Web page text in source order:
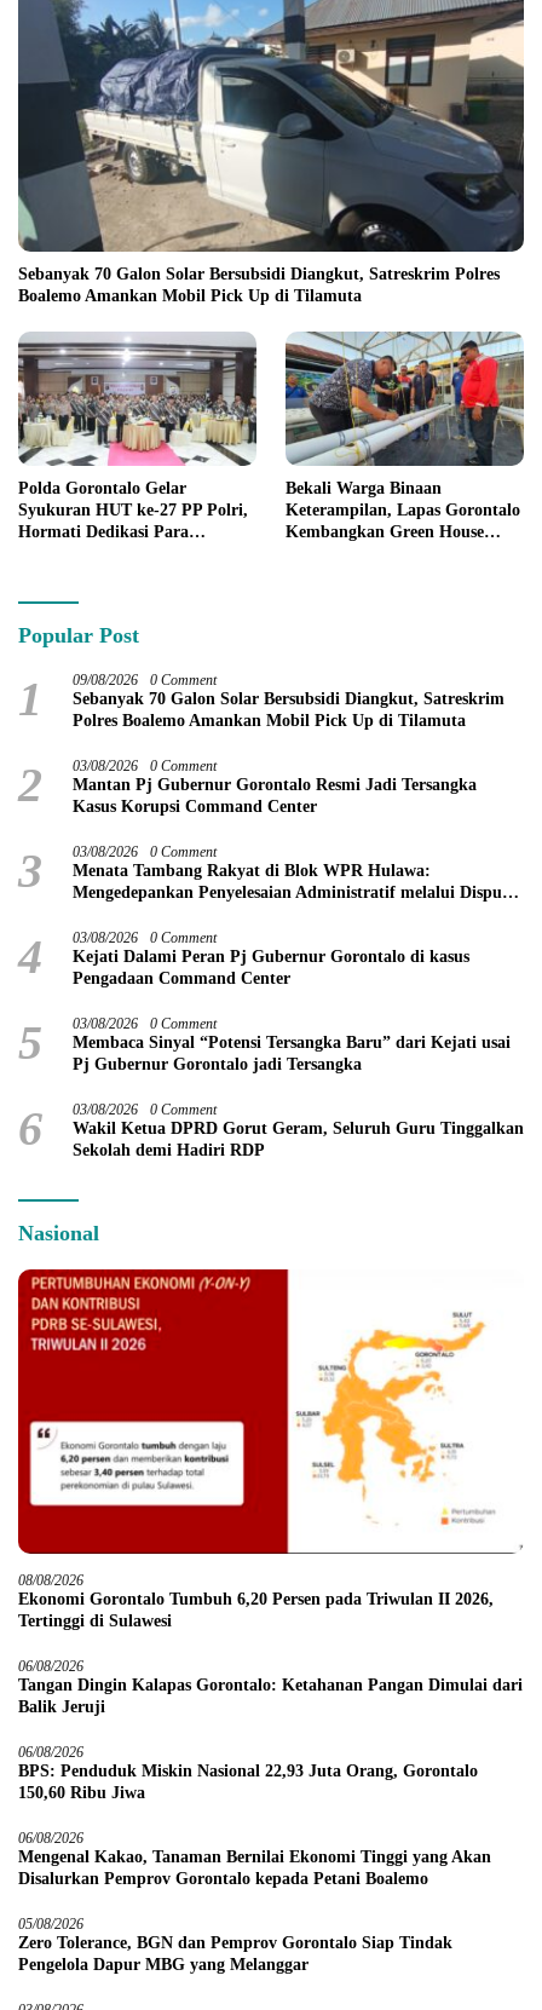
Sebanyak 70 Galon Solar Bersubsidi Diangkut, Satreskrim Polres
Boalemo Amankan Mobil Pick Up di Tilamuta
Polda Gorontalo Gelar
Syukuran HUT ke-27 PP Polri,
Hormati Dedikasi Para
Bekali Warga Binaan
Keterampilan, Lapas Gorontalo
Kembangkan Green House
Popular Post
1 09/08/2026 0 Comment
Sebanyak 70 Galon Solar Bersubsidi Diangkut, Satreskrim
Polres Boalemo Amankan Mobil Pick Up di Tilamuta
2 03/08/2026 0 Comment
Mantan Pj Gubernur Gorontalo Resmi Jadi Tersangka
Kasus Korupsi Command Center
3 03/08/2026 0 Comment
Menata Tambang Rakyat di Blok WPR Hulawa:
Mengedepankan Penyelesaian Administratif melalui Dispute
4 03/08/2026 0 Comment
Kejati Dalami Peran Pj Gubernur Gorontalo di kasus
Pengadaan Command Center
5 03/08/2026 0 Comment
Membaca Sinyal “Potensi Tersangka Baru” dari Kejati usai
Pj Gubernur Gorontalo jadi Tersangka
6 03/08/2026 0 Comment
Wakil Ketua DPRD Gorut Geram, Seluruh Guru Tinggalkan
Sekolah demi Hadiri RDP
Nasional
08/08/2026
Ekonomi Gorontalo Tumbuh 6,20 Persen pada Triwulan II 2026,
Tertinggi di Sulawesi
06/08/2026
Tangan Dingin Kalapas Gorontalo: Ketahanan Pangan Dimulai dari
Balik Jeruji
06/08/2026
BPS: Penduduk Miskin Nasional 22,93 Juta Orang, Gorontalo
150,60 Ribu Jiwa
06/08/2026
Mengenal Kakao, Tanaman Bernilai Ekonomi Tinggi yang Akan
Disalurkan Pemprov Gorontalo kepada Petani Boalemo
05/08/2026
Zero Tolerance, BGN dan Pemprov Gorontalo Siap Tindak
Pengelola Dapur MBG yang Melanggar